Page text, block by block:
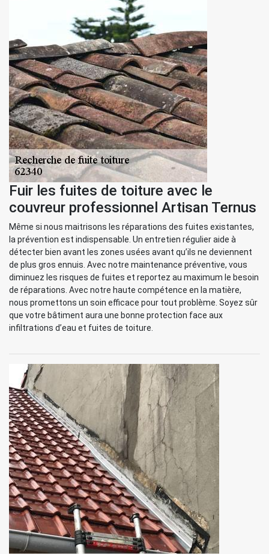
Fuir les fuites de toiture avec le
couvreur professionnel Artisan Ternus
Même si nous maitrisons les réparations des fuites existantes,
la prévention est indispensable. Un entretien régulier aide à
détecter bien avant les zones usées avant qu’ils ne deviennent
de plus gros ennuis. Avec notre maintenance préventive, vous
diminuez les risques de fuites et reportez au maximum le besoin
de réparations. Avec notre haute compétence en la matière,
nous promettons un soin efficace pour tout problème. Soyez sûr
que votre bâtiment aura une bonne protection face aux
infiltrations d’eau et fuites de toiture.